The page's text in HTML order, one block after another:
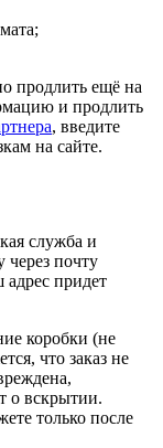
продлить ещё на
и продлить
, введите
на сайте.
служба и
через почту
придет
коробки (не
что заказ не
о вскрытии.
только после